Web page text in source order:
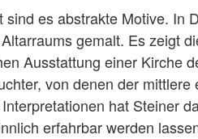
es abstrakte Motive. In
gemalt. Es zeigt
Ausstattung einer Kirche
von denen der mittlere
hat Steiner
erfahrbar werden